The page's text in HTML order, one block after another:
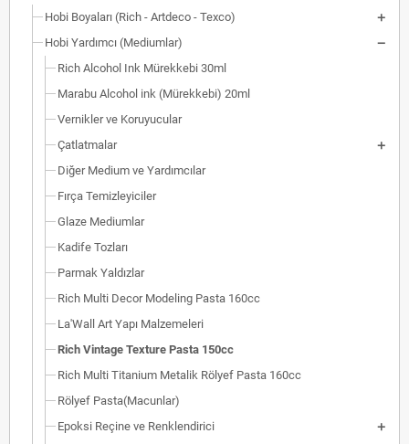
Hobi Boyaları (Rich - Artdeco - Texco)
Hobi Yardımcı (Mediumlar)
Rich Alcohol Ink Mürekkebi 30ml
Marabu Alcohol ink (Mürekkebi) 20ml
Vernikler ve Koruyucular
Çatlatmalar
Diğer Medium ve Yardımcılar
Fırça Temizleyiciler
Glaze Mediumlar
Kadife Tozları
Parmak Yaldızlar
Rich Multi Decor Modeling Pasta 160cc
La'Wall Art Yapı Malzemeleri
Rich Vintage Texture Pasta 150cc
Rich Multi Titanium Metalik Rölyef Pasta 160cc
Rölyef Pasta(Macunlar)
Epoksi Reçine ve Renklendirici